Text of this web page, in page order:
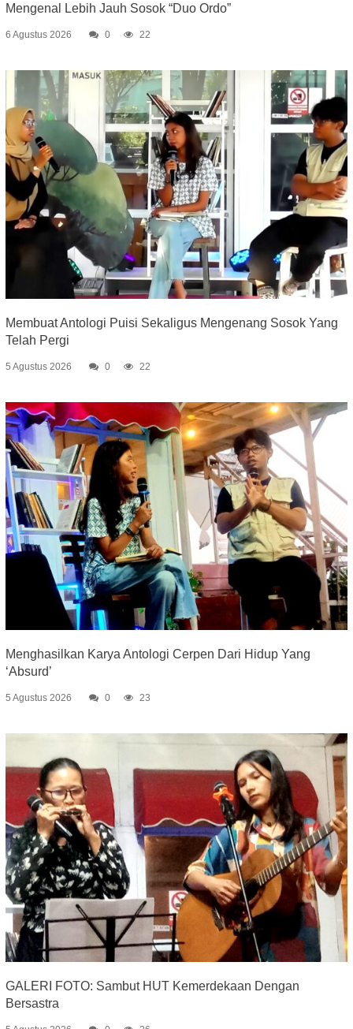
Mengenal Lebih Jauh Sosok “Duo Ordo”
6 Agustus 2026 0 22
Membuat Antologi Puisi Sekaligus Mengenang Sosok Yang
Telah Pergi
5 Agustus 2026 0 22
Menghasilkan Karya Antologi Cerpen Dari Hidup Yang
‘Absurd’
5 Agustus 2026 0 23
GALERI FOTO: Sambut HUT Kemerdekaan Dengan
Bersastra